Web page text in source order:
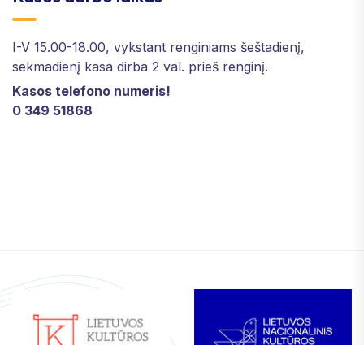
I-V 15.00-18.00, vykstant renginiams šeštadienį,
sekmadienį kasa dirba 2 val. prieš renginį.
Kasos telefono numeris!
0 349 51868